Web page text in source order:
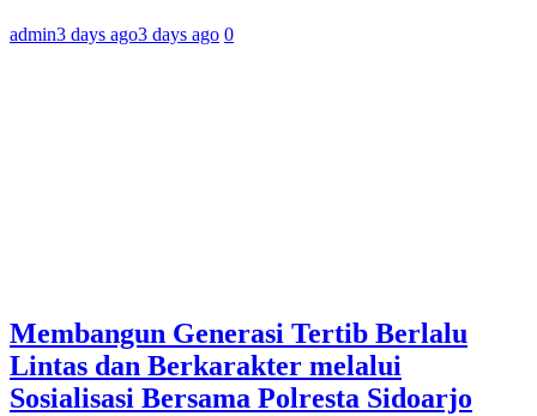
admin3 days ago3 days ago 0
Membangun Generasi Tertib Berlalu
Lintas dan Berkarakter melalui
Sosialisasi Bersama Polresta Sidoarjo